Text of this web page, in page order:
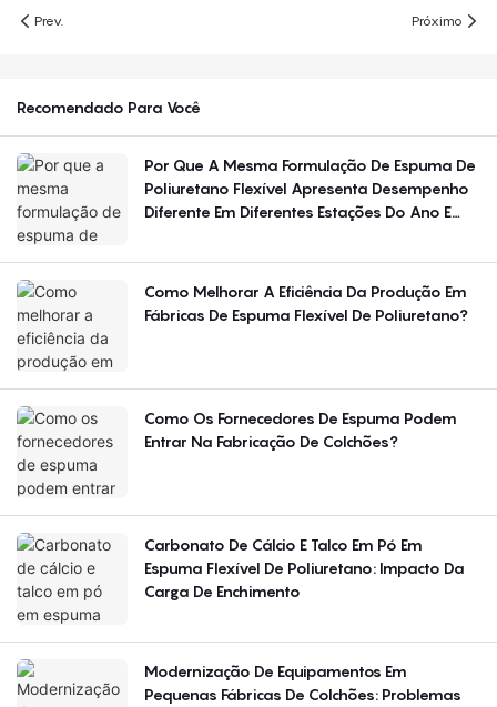
Prev. Próximo
Recomendado Para Você
Por Que A Mesma Formulação De Espuma De
Poliuretano Flexível Apresenta Desempenho
Diferente Em Diferentes Estações Do Ano E
Como Melhorar A Eficiência Da Produção Em
Fábricas De Espuma Flexível De Poliuretano?
Como Os Fornecedores De Espuma Podem
Entrar Na Fabricação De Colchões?
Carbonato De Cálcio E Talco Em Pó Em
Espuma Flexível De Poliuretano: Impacto Da
Carga De Enchimento
Modernização De Equipamentos Em
Pequenas Fábricas De Colchões: Problemas